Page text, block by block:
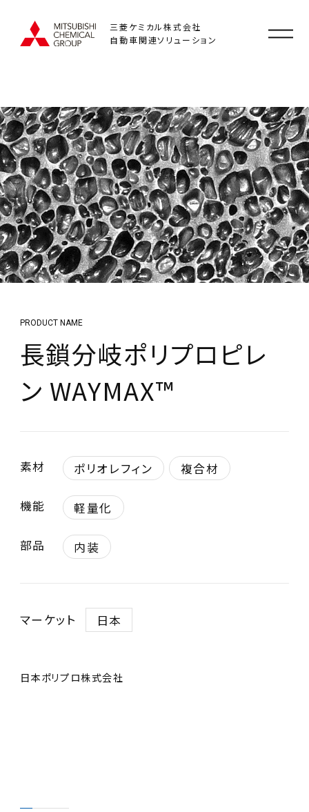
三菱ケミカル株式会社
自動車関連ソリューション
PRODUCT NAME
長鎖分岐ポリプロピレ
ン WAYMAX™
素材 ポリオレフィン 複合材
機能 軽量化
部品 内装
マーケット 日本
日本ポリプロ株式会社